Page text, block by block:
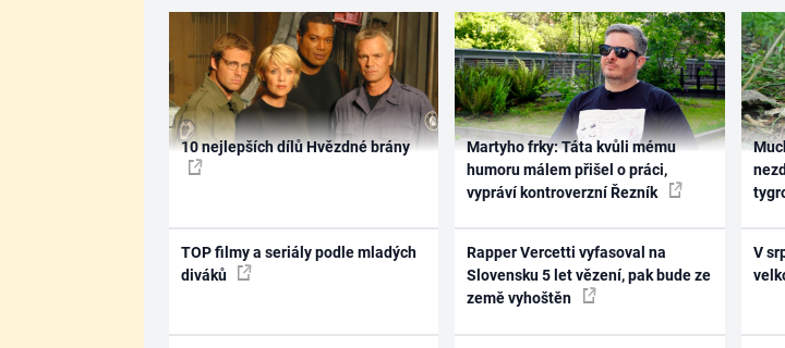
10 nejlepších dílů Hvězdné brány
TOP filmy a seriály podle mladých
diváků
Martyho frky: Táta kvůli mému
humoru málem přišel o práci,
vypráví kontroverzní Řezník
Rapper Vercetti vyfasoval na
Slovensku 5 let vězení, pak bude ze
země vyhoštěn
V